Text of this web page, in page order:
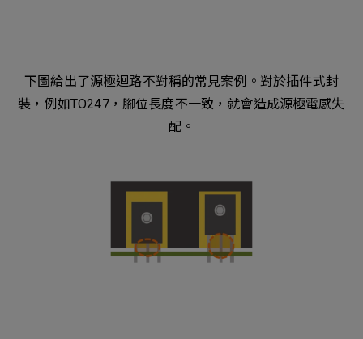
下圖給出了源極迴路不對稱的常見案例。對於插件式封
裝，例如TO247，腳位長度不一致，就會造成源極電感失
配。